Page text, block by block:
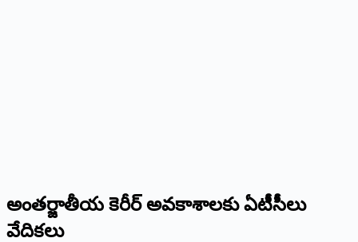
అంతర్జాతీయ కెరీర్ అవకాశాలకు ఏటీసీలు
వేదికలు